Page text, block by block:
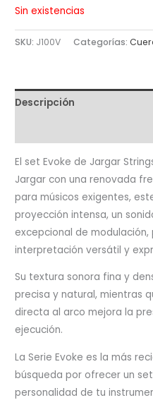
Sin existencias
SKU: J100V Categorías:
Descripción
El set Evoke de Jargar
Jargar con una renovada
para músicos exigentes,
proyección intensa, un
excepcional de
interpretación versátil y
Su textura sonora fina y
precisa y natural, mientras
directa al arco mejora la
ejecución.
La Serie Evoke es la más
búsqueda por ofrecer un
personalidad de tu